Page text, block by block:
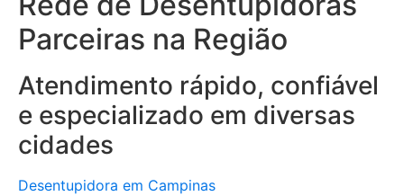
Parceiras na Região
Atendimento rápido, confiável
e especializado em diversas
cidades
Desentupidora em Campinas